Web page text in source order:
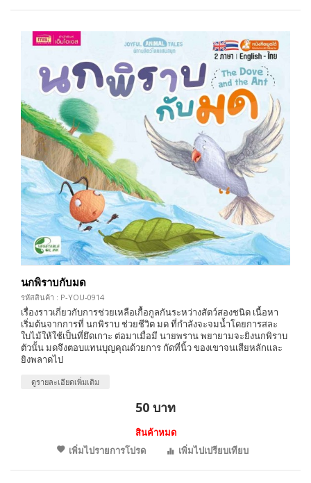
นกพิราบกับมด
รหัสสินค้า : P-YOU-0914
เรื่องราวเกี่ยวกับการช่วยเหลือเกื้อกูลกันระหว่างสัตว์สองชนิด เนื้อหา
เริ่มต้นจากการที่ นกพิราบ ช่วยชีวิต มด ที่กำลังจะจมน้ำโดยการสละ
ใบไม้ให้ใช้เป็นที่ยึดเกาะ ต่อมาเมื่อมี นายพราน พยายามจะยิงนกพิราบ
ตัวนั้น มดจึงตอบแทนบุญคุณด้วยการ กัดที่นิ้ว ของเขาจนเสียหลักและ
ยิงพลาดไป
ดูรายละเอียดเพิ่มเติม
50 บาท
สินค้าหมด
เพิ่มไปรายการโปรด
เพิ่มไปเปรียบเทียบ